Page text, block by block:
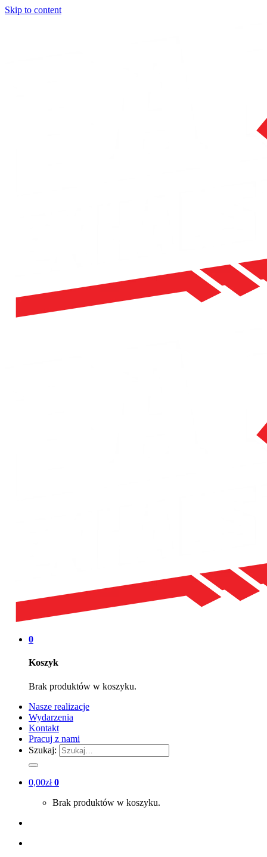
Skip to content
0
Koszyk
Brak produktów w koszyku.
Nasze realizacje
Wydarzenia
Kontakt
Pracuj z nami
Szukaj:
0,00zł 0
Brak produktów w koszyku.